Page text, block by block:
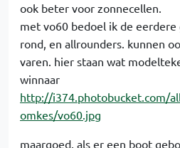
ook beter voor zonnecellen.
met vo60 bedoel ik de
rond, en allrounders. kunnen
varen. hier staan wat
winnaar
http://i374.photobucket.com/
omkes/vo60.jpg
maargoed, als er een boot